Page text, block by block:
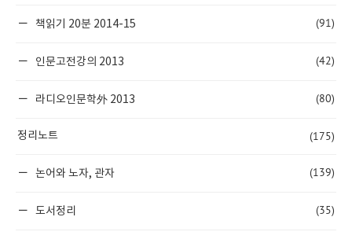
책읽기 20분 2014-15 (91)
인문고전강의 2013 (42)
라디오인문학外 2013 (80)
정리노트 (175)
논어와 노자, 관자 (139)
도서정리 (35)